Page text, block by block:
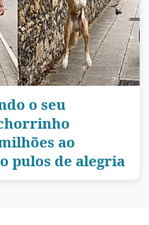
o seu
ao
pulos de alegria